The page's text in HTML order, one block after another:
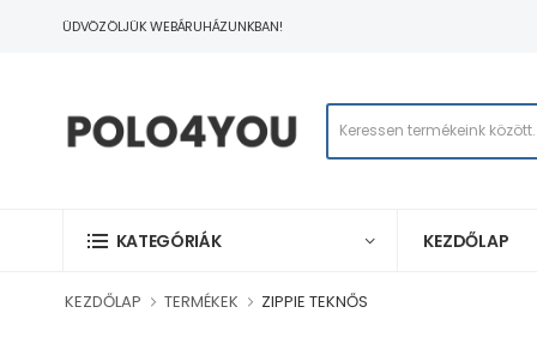
ÜDVÖZÖLJÜK WEBÁRUHÁZUNKBAN!
KATEGÓRIÁK KEZDŐLAP
KEZDŐLAP TERMÉKEK ZIPPIE TEKNŐS